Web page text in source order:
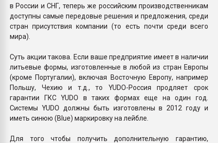
в России и СНГ, теперь же российским производственникам
доступны самые передовые решения и предложения, среди
стран присутствия компании (то есть почти среди всего
мира).
Суть акции такова. Если ваше предприятие имеет в наличии
литьевые формы, изготовленные в любой из стран Европы
(кроме Португалии), включая Восточную Европу, например
Польшу, Чехию и т.д., то YUDO-Россия продляет срок
гарантии ГКС YUDO в таких формах еще на один год.
Системы YUDO должны быть изготовлены в 2012 году и
иметь синюю (Blue) маркировку на лейбле.
Для того чтобы получить дополнительную гарантию,